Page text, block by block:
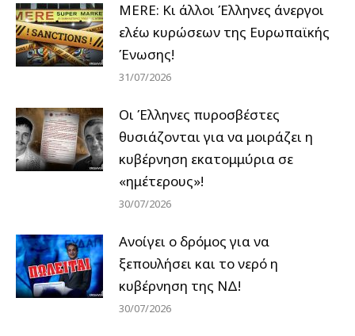
MERE: Κι άλλοι Έλληνες άνεργοι
ελέω κυρώσεων της Ευρωπαϊκής
Ένωσης!
31/07/2026
Οι Έλληνες πυροσβέστες
θυσιάζονται για να μοιράζει η
κυβέρνηση εκατομμύρια σε
«ημέτερους»!
30/07/2026
Ανοίγει ο δρόμος για να
ξεπουλήσει και το νερό η
κυβέρνηση της ΝΔ!
30/07/2026